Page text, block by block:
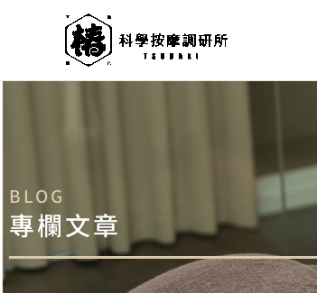
BLOG
專欄文章